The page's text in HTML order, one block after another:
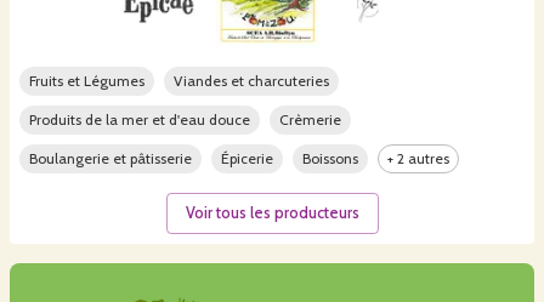
Fruits et Légumes Viandes et charcuteries
Produits de la mer et d'eau douce Crèmerie
Boulangerie et pâtisserie Épicerie Boissons + 2 autres
Voir tous les producteurs